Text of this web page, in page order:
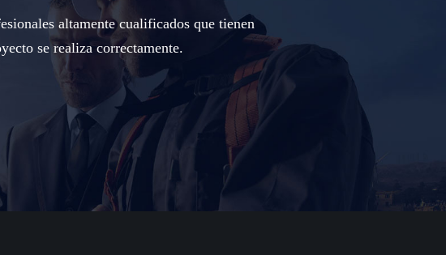
altamente cualificados que tienen
se realiza correctamente.